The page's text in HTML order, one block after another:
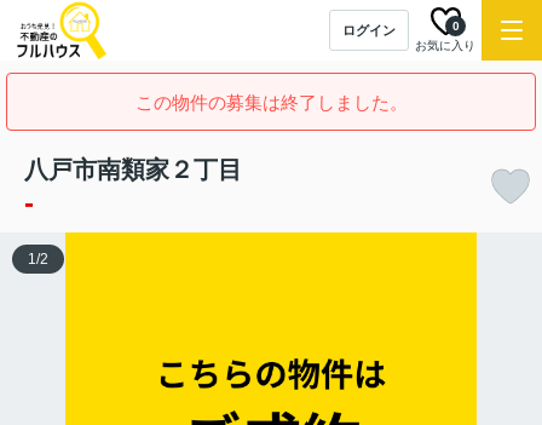
ログイン
お気に入り
0
この物件の募集は終了しました。
八戸市南類家２丁目
-
1/2